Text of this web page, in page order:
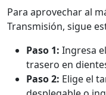
Para aprovechar al
Transmisión, sigue
Paso 1: Ingresa
trasero en
Paso 2: Elige el